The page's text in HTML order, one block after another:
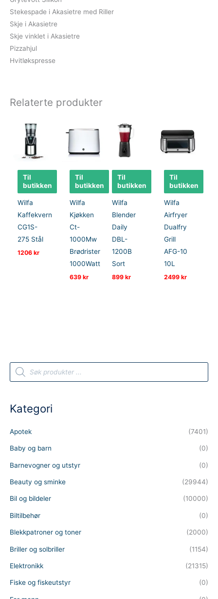
Stekespade i Akasietre med Riller
Skje i Akasietre
Skje vinklet i Akasietre
Pizzahjul
Hvitløkspresse
Relaterte produkter
Til
butikken
Wilfa
Kaffekvern
CG1S-
275 Stål
1206kr
Til
butikken
Wilfa
Kjøkken
Ct-
1000Mw
Brødrister
1000Watt
639kr
Til
butikken
Wilfa
Blender
Daily
DBL-
1200B
Sort
899kr
Til
butikken
Wilfa
Airfryer
Dualfry
Grill
AFG-10
10L
2499kr
P
d
t
s
a
r
h
Kategori
Apotek (7401)
Baby og barn (0)
Barnevogner og utstyr (0)
Beauty og sminke (29944)
Bil og bildeler (10000)
Biltilbehør (0)
Blekkpatroner og toner (2000)
Briller og solbriller (1154)
Elektronikk (21315)
Fiske og fiskeutstyr (0)